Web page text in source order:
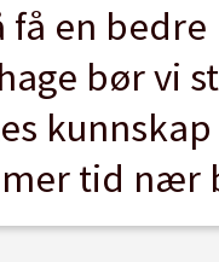
få en bedre
bør vi
tid nær